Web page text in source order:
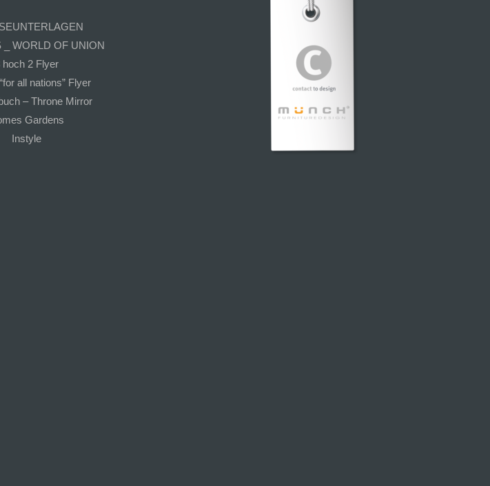
_ WORLD OF UNION
hoch 2 Flyer
all nations” Flyer
– Throne Mirror
Gardens
Instyle